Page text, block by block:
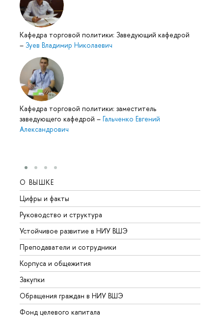
Кафедра торговой политики: Заведующий кафедрой
– Зуев Владимир Николаевич
Кафедра торговой политики: заместитель
заведующего кафедрой – Гальченко Евгений
Александрович
О ВЫШКЕ
Цифры и факты
Руководство и структура
Устойчивое развитие в НИУ ВШЭ
Преподаватели и сотрудники
Корпуса и общежития
Закупки
Обращения граждан в НИУ ВШЭ
Фонд целевого капитала